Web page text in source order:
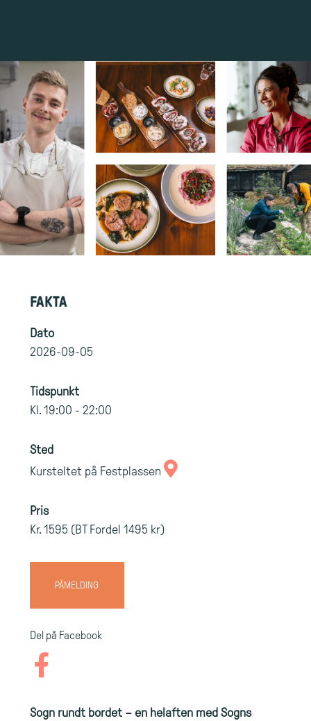
FAKTA
Dato
2026-09-05
Tidspunkt
Kl. 19:00 - 22:00
Sted
Kursteltet på Festplassen
Pris
Kr. 1595 (BT Fordel 1495 kr)
PÅMELDING
Del på Facebook
Sogn rundt bordet – en helaften med Sogns